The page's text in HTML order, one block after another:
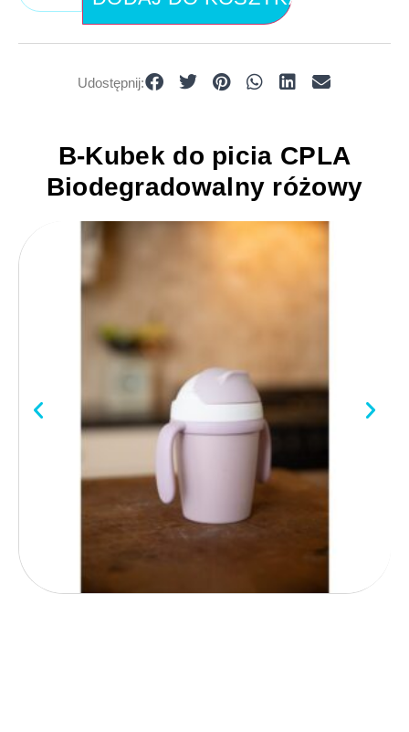
B-Kubek do picia CPLA
Biodegradowalny różowy
Udostępnij: